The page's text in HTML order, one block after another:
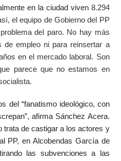
en la ciudad viven 8.294
el equipo de Gobierno del PP
del paro. No hay más
de empleo ni para reinsertar a
en el mercado laboral. Son
parece que no estamos en
del “fanatismo ideológico, con
afirma Sánchez Acera.
trata de castigar a los actores y
PP, en Alcobendas García de
las subvenciones a las